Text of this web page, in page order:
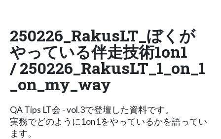
250226_RakusLT_ぼくが
やっている伴走技術1on1
/ 250226_RakusLT_1_on_1
_on_my_way
QA Tips LT会 - vol.3で登壇した資料です。
実務でどのように1on1をやっているかを語ってい
ます。